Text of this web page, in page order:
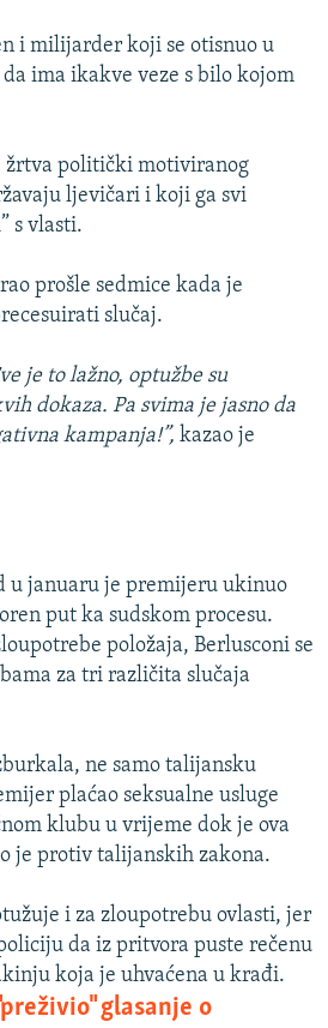
i milijarder koji se otisnuo u
ima ikakve veze s bilo kojom
žrtva politički motiviranog
ljevičari i koji ga svi
s vlasti.
prošle sedmice kada je
slučaj.
je to lažno, optužbe su
dokaza. Pa svima je jasno da
kampanja!”, kazao je
u januaru je premijeru ukinuo
put ka sudskom procesu.
položaja, Berlusconi se
za tri različita slučaja
ne samo talijansku
plaćao seksualne usluge
klubu u vrijeme dok je ova
je protiv talijanskih zakona.
i za zloupotrebu ovlasti, jer
da iz pritvora puste rečenu
koja je uhvaćena u krađi.
glasanje o